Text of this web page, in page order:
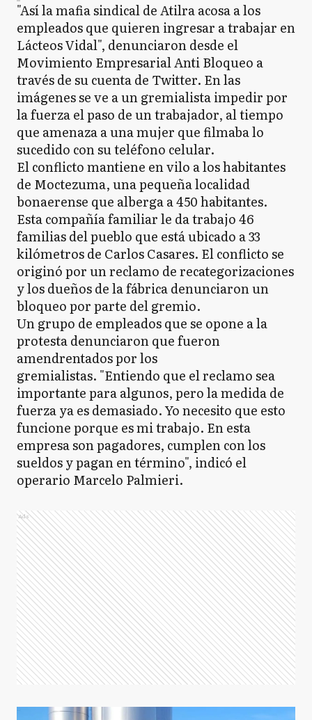
"Así la mafia sindical de Atilra acosa a los
empleados que quieren ingresar a trabajar en
Lácteos Vidal", denunciaron desde el
Movimiento Empresarial Anti Bloqueo a
través de su cuenta de Twitter. En las
imágenes se ve a un gremialista impedir por
la fuerza el paso de un trabajador, al tiempo
que amenaza a una mujer que filmaba lo
sucedido con su teléfono celular.
El conflicto mantiene en vilo a los habitantes
de Moctezuma, una pequeña localidad
bonaerense que alberga a 450 habitantes.
Esta compañía familiar le da trabajo 46
familias del pueblo que está ubicado a 33
kilómetros de Carlos Casares. El conflicto se
originó por un reclamo de recategorizaciones
y los dueños de la fábrica denunciaron un
bloqueo por parte del gremio.
Un grupo de empleados que se opone a la
protesta denunciaron que fueron
amendrentados por los
gremialistas. "Entiendo que el reclamo sea
importante para algunos, pero la medida de
fuerza ya es demasiado. Yo necesito que esto
funcione porque es mi trabajo. En esta
empresa son pagadores, cumplen con los
sueldos y pagan en término", indicó el
operario Marcelo Palmieri.
Ads